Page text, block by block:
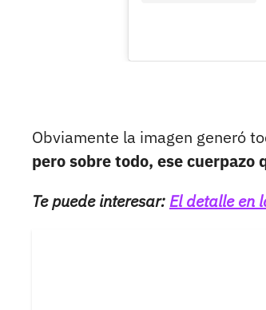
Obviamente la imagen generó
pero sobre todo, ese cuerpazo
Te puede interesar:El detalle en